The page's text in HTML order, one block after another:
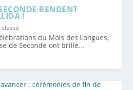
RENDENT
!
classé
du Mois des Langues,
de Seconde ont brillé...